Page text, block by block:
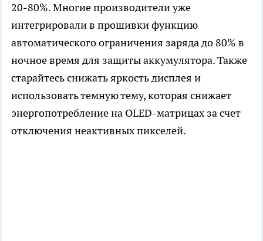
20-80%. Многие производители уже
интегрировали в прошивки функцию
автоматического ограничения заряда до 80% в
ночное время для защиты аккумулятора. Также
старайтесь снижать яркость дисплея и
использовать темную тему, которая снижает
энергопотребление на OLED-матрицах за счет
отключения неактивных пикселей.